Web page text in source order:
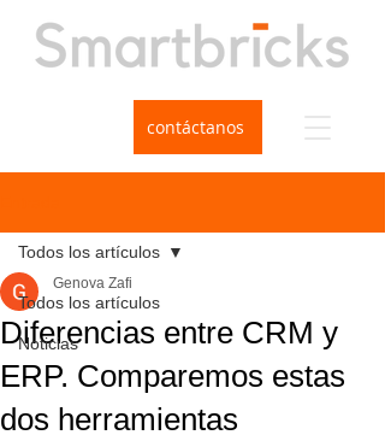
contáctanos
Todos los artículos
Noticias
Todos los artículos
Diferencias entre CRM y
ERP. Comparemos estas
dos herramientas
Genova Zafi